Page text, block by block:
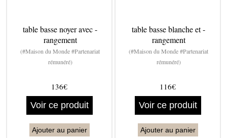
table basse noyer avec -
rangement
(#Maison du Monde #Partenariat
rémunéré)
136€
Voir ce produit
Ajouter au panier
table basse blanche et -
rangement
(#Maison du Monde #Partenariat
rémunéré)
116€
Voir ce produit
Ajouter au panier